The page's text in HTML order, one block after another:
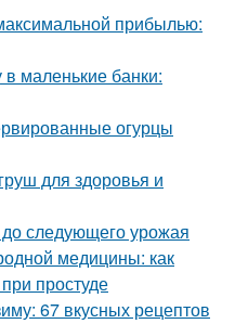
прибылью:
в маленькие банки:
огурцы
для здоровья и
следующего урожая
медицины: как
простуде
67 вкусных рецептов